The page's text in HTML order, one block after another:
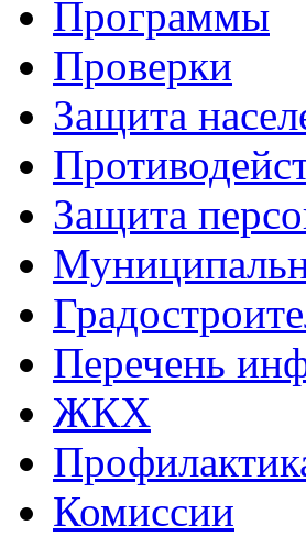
Программы
Проверки
Защита
Защита
Перечень
ЖКХ
Комиссии